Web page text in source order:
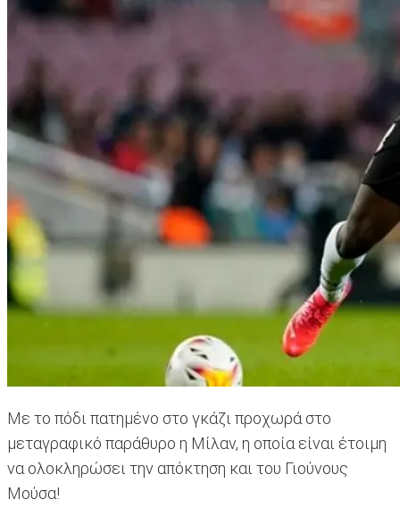
Με το πόδι πατημένο στο γκάζι προχωρά στο
μεταγραφικό παράθυρο η Μίλαν, η οποία είναι έτοιμη
να ολοκληρώσει την απόκτηση και του Γιούνους
Μούσα!